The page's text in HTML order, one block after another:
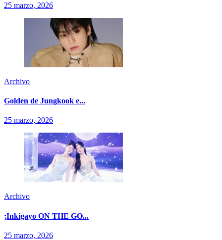
25 marzo, 2026
Archivo
Golden de Jungkook e...
25 marzo, 2026
Archivo
¡Inkigayo ON THE GO...
25 marzo, 2026